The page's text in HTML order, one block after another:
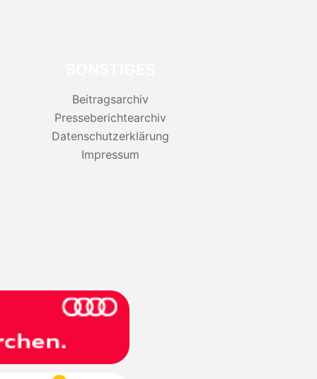
Beitragsarchiv
Presseberichtearchiv
Datenschutzerklärung
Impressum